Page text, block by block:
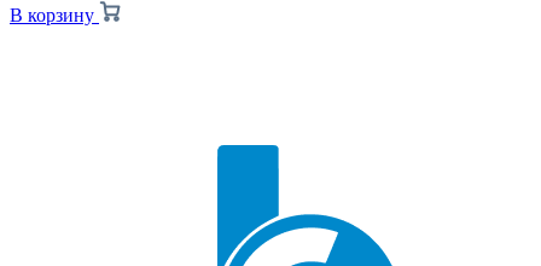
В корзину